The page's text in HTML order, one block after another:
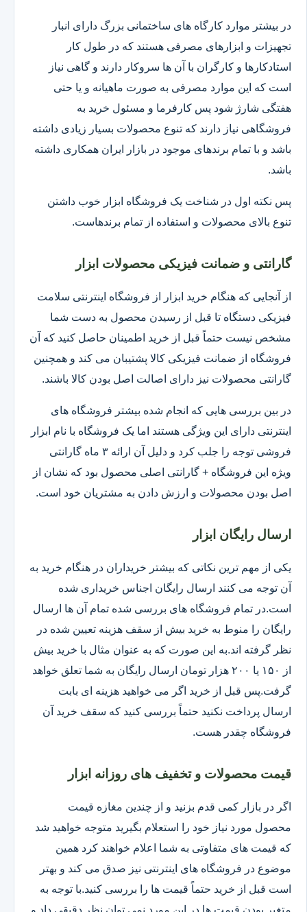
در بیشتر موارد کارگاه های ساختمانی بزرگ دارای انبار
تجهیزات و ابزارهای مصرفی هستند که در طول کار
استادکارها و کارگران با آن ها سروکار دارند و گاهی نیاز
است که این موارد مصرفی به صورت ماهیانه و یا حتی
هفتگی شارژ شود پس کارفرما و مسئول خرید به
فروشگاهی نیاز دارند که تنوع محصولات بسیار زیادی داشته
باشد و با تمام برندهای موجود در بازار ایران همکاری داشته
باشد.
پس نکته اول در شناخت یک فروشگاه ابزار خوب داشتن
تنوع بالای محصولات و استفاده از تمام برندهاست.
گارانتی و ضمانت فیزیکی محصولات ابزار
از آنجایی که هنگام خرید ابزار از فروشگاه اینترنتی سلامت
فیزیکی دستگاه تا قبل از رسیدن محصول به دست شما
مشخص نیست حتماً قبل از خرید اطمینان حاصل کنید که آن
فروشگاه از ضمانت فیزیکی کالا پشتیبان می کند و همچنین
گارانتی محصولات نیز دارای اصالت اصل بودن کالا باشند.
در بین بررسی هایی که انجام شده بیشتر فروشگاه های
اینترنتی دارای این ویژگی هستند اما یک فروشگاه با نام ابزار
فروشی توجه را جلب کرد و دلیل آن ارائه ۳ ماه گارانتی
ویژه این فروشگاه + گارانتی اصلی محصول بود که نشان از
اصل بودن محصولات و ارزش دادن به مشتریان خود است.
ارسال رایگان ابزار
یکی از مهم ترین نکاتی که بیشتر خریداران در هنگام خرید به
آن توجه می کنند ارسال رایگان اجناس خریداری شده
است.در تمام فروشگاه های بررسی شده تمام آن ها ارسال
رایگان را منوط به خرید بیش از سقف هزینه تعیین شده در
نظر گرفته اند.به این صورت که به عنوان مثال با خرید بیش
از ۱۵۰ یا ۲۰۰ هزار تومان ارسال رایگان به شما تعلق خواهد
گرفت.پس قبل از خرید اگر می خواهید هزینه ای بابت
ارسال پرداخت نکنید حتماً بررسی کنید که سقف خرید آن
فروشگاه چقدر هست.
قیمت محصولات و تخفیف های روزانه ابزار
اگر در بازار کمی قدم بزنید و از چندین مغازه قیمت
محصول مورد نیاز خود را استعلام بگیرید متوجه خواهید شد
که قیمت های متفاوتی به شما اعلام خواهند کرد همین
موضوع در فروشگاه های اینترنتی نیز صدق می کند و بهتر
است قبل از خرید حتماً قیمت ها را بررسی کنید.با توجه به
متغیر بودن قیمت ها در این مورد نمی توان نظر دقیقی داد و